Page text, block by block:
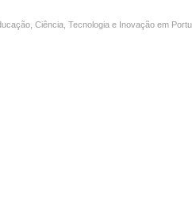
Ciência, Tecnologia e Inovação em